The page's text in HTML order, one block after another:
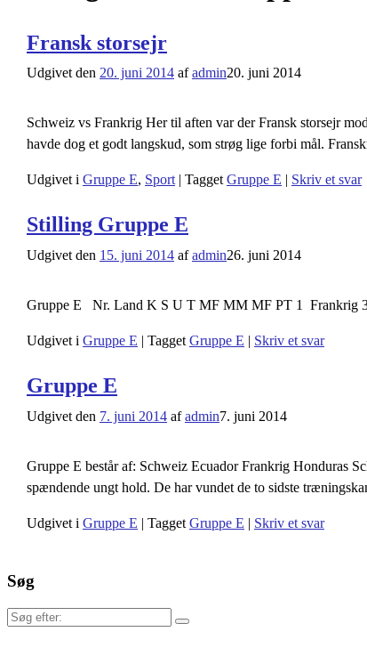
Fransk storsejr
Udgivet den 20. juni 2014 afadmin20. juni 2014
Schweiz vs Frankrig Her til aften var der Fransk storsejr
havde dog et godt langskud, som strøg lige forbi mål.
Udgivet i Gruppe E, Sport | Tagget Gruppe E | Skriv et svar
Stilling Gruppe E
Udgivet den 15. juni 2014 afadmin26. juni 2014
Gruppe E Nr. Land K S U T MF MM MF PT 1 Frankrig
Udgivet i Gruppe E | Tagget Gruppe E | Skriv et svar
Gruppe E
Udgivet den 7. juni 2014 afadmin7. juni 2014
Gruppe E består af: Schweiz Ecuador Frankrig Honduras
spændende ungt hold. De har vundet de to sidste
Udgivet i Gruppe E | Tagget Gruppe E | Skriv et svar
Søg
Søg